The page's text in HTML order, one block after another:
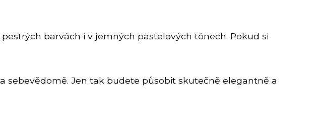
barvách i v jemných pastelových tónech. Pokud si
sebevědomě. Jen tak budete působit skutečně elegantně a